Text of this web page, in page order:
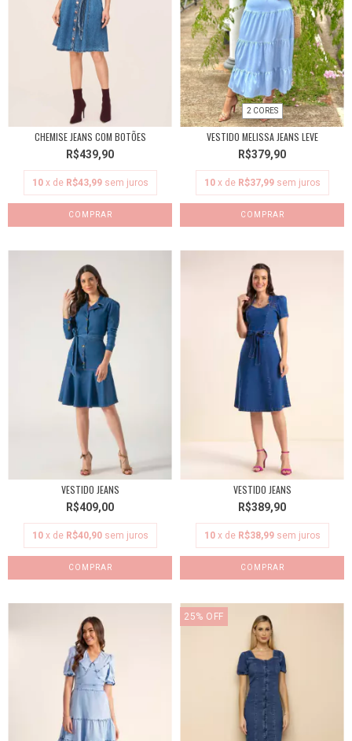
CHEMISE JEANS COM BOTÕES
R$439,90
10 x de R$43,99 sem juros
COMPRAR
2 CORES
VESTIDO MELISSA JEANS LEVE
R$379,90
10 x de R$37,99 sem juros
COMPRAR
VESTIDO JEANS
R$409,00
10 x de R$40,90 sem juros
COMPRAR
VESTIDO JEANS
R$389,90
10 x de R$38,99 sem juros
COMPRAR
25% OFF